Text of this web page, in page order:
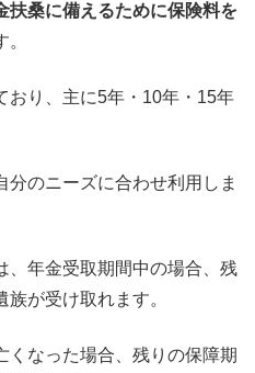
扶桑に備えるために保険料を
。
おり、主に5年・10年・15年
のニーズに合わせ利用しま
、年金受取期間中の場合、残
が受け取れます。
くなった場合、残りの保障期